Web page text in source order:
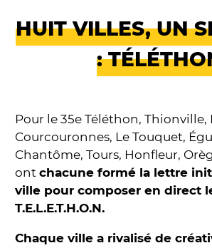
HUIT VILLES, UN
:
Pour le 35e Téléthon, Thionville,
Courcouronnes, Le Touquet,
Chantôme, Tours, Honfleur,
ont chacune formé la lettre
ville pour composer en direct
T.E.L.E.T.H.O.N.
Chaque ville a rivalisé de